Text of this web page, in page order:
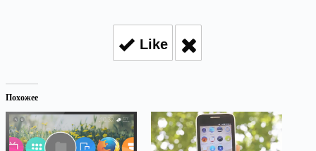
Like
Похожее